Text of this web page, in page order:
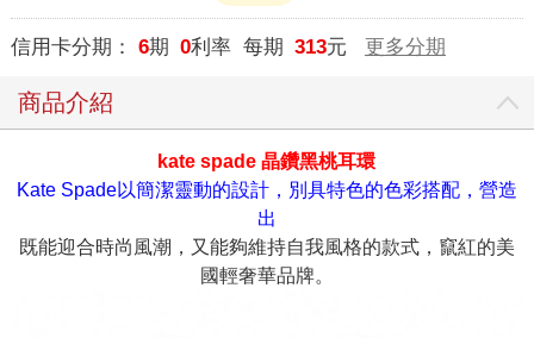
信用卡分期： 6期 0利率 每期 313元 更多分期
商品介紹
kate spade 晶鑽黑桃耳環
Kate Spade以簡潔靈動的設計，別具特色的色彩搭配，營造
出
既能迎合時尚風潮，又能夠維持自我風格的款式，竄紅的美
國輕奢華品牌。